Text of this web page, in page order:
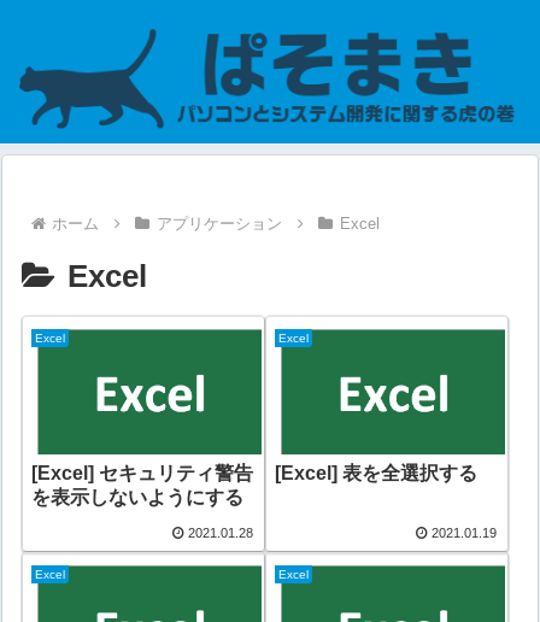
ホーム アプリケーション Excel
Excel
Excel
[Excel] セキュリティ警告
を表示しないようにする
2021.01.28
Excel
[Excel] 表を全選択する
2021.01.19
Excel Excel